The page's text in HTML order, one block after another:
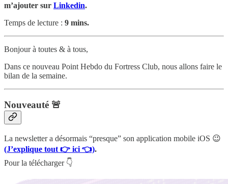
m’ajouter sur Linkedin.
Temps de lecture : 9 mins.
Bonjour à toutes & à tous,
Dans ce nouveau Point Hebdo du Fortress Club, nous allons faire le
bilan de la semaine.
Nouveauté 🚨
La newsletter a désormais “presque” son application mobile iOS 😉
(J’explique tout 👉 ici 👈).
Pour la télécharger 👇